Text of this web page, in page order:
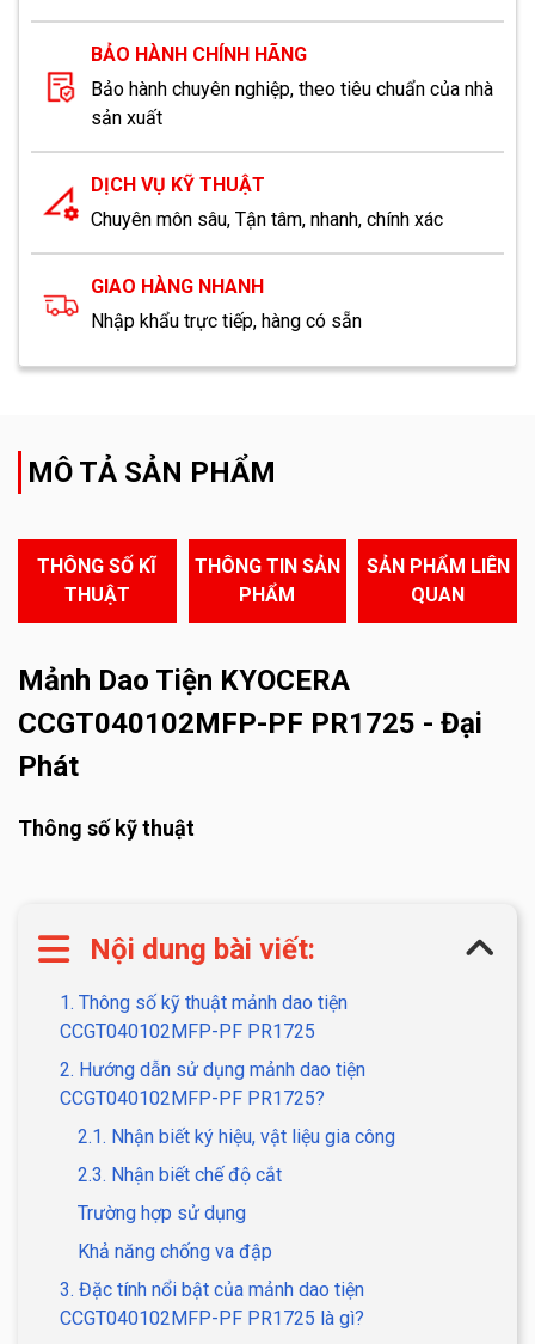
BẢO HÀNH CHÍNH HÃNG
Bảo hành chuyên nghiệp, theo tiêu chuẩn của nhà
sản xuất
DỊCH VỤ KỸ THUẬT
Chuyên môn sâu, Tận tâm, nhanh, chính xác
GIAO HÀNG NHANH
Nhập khẩu trực tiếp, hàng có sẵn
MÔ TẢ SẢN PHẨM
THÔNG SỐ KĨ
THUẬT
THÔNG TIN SẢN
PHẨM
SẢN PHẨM LIÊN
QUAN
Mảnh Dao Tiện KYOCERA
CCGT040102MFP-PF PR1725 - Đại
Phát
Thông số kỹ thuật
Nội dung bài viết:
1. Thông số kỹ thuật mảnh dao tiện
CCGT040102MFP-PF PR1725
2. Hướng dẫn sử dụng mảnh dao tiện
CCGT040102MFP-PF PR1725?
2.1. Nhận biết ký hiệu, vật liệu gia công
2.3. Nhận biết chế độ cắt
Trường hợp sử dụng
Khả năng chống va đập
3. Đặc tính nổi bật của mảnh dao tiện
CCGT040102MFP-PF PR1725 là gì?